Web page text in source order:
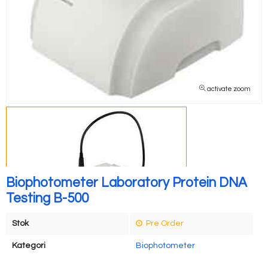
activate zoom
Biophotometer Laboratory Protein DNA
Testing B-500
Stok Pre Order
Kategori Biophotometer